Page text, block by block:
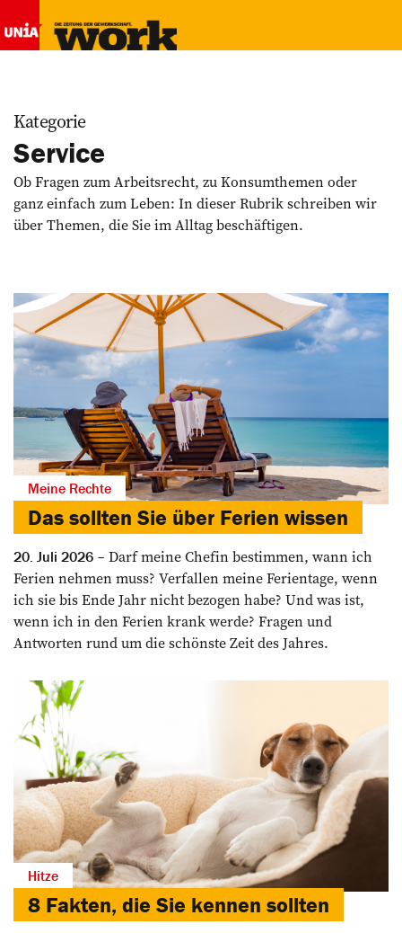
Kategorie
Service
Ob Fragen zum Arbeitsrecht, zu Konsumthemen oder
ganz einfach zum Leben: In dieser Rubrik schreiben wir
über Themen, die Sie im Alltag beschäftigen.
Meine Rechte
Das sollten Sie über Ferien wissen
20. Juli 2026
Darf meine Chefin bestimmen, wann ich
Ferien nehmen muss? Verfallen meine Ferientage, wenn
ich sie bis Ende Jahr nicht bezogen habe? Und was ist,
wenn ich in den Ferien krank werde? Fragen und
Antworten rund um die schönste Zeit des Jahres.
Hitze
8 Fakten, die Sie kennen sollten